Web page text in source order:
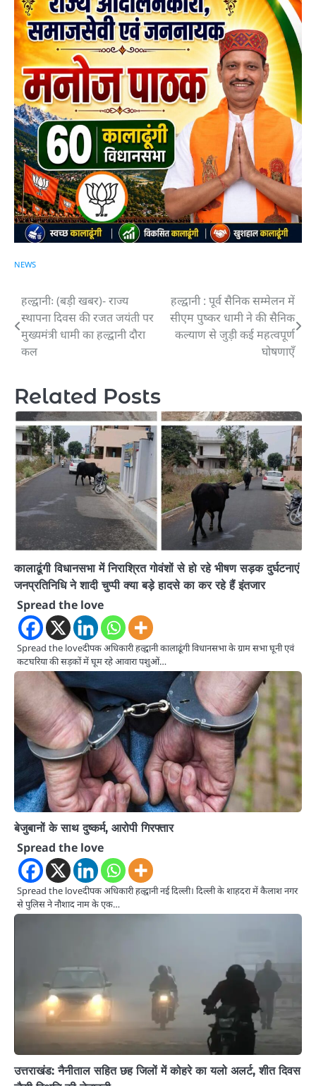
NEWS
Post
navigation
हल्द्वानीः (बड़ी खबर)- राज्य
स्थापना दिवस की रजत जयंती पर
मुख्यमंत्री धामी का हल्द्वानी दौरा
कल
हल्द्वानी : पूर्व सैनिक सम्मेलन में
सीएम पुष्कर धामी ने की सैनिक
कल्याण से जुड़ी कई महत्वपूर्ण
घोषणाएँ
Related Posts
कालाढूंगी विधानसभा में निराश्रित गोवंशों से हो रहे भीषण सड़क दुर्घटनाएं
जनप्रतिनिधि ने शादी चुप्पी क्या बड़े हादसे का कर रहे हैं इंतजार
Spread the love
Spread the loveदीपक अधिकारी हल्द्वानी कालाढूंगी विधानसभा के ग्राम सभा घूनी एवं
कटघरिया की सड़कों में घूम रहे आवारा पशुओं…
बेजुबानों के साथ दुष्कर्म, आरोपी गिरफ्तार
Spread the love
Spread the loveदीपक अधिकारी हल्द्वानी नई दिल्ली। दिल्ली के शाहदरा में कैलाश नगर
से पुलिस ने नौशाद नाम के एक…
उत्तराखंड: नैनीताल सहित छह जिलों में कोहरे का यलो अलर्ट, शीत दिवस